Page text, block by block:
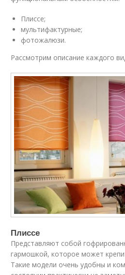
Плиссе;
мультифактурные;
фотожалюзи.
Рассмотрим описание каждого
Плиссе
Представляют собой
гармошкой, которое может
Такие модели очень удобны и